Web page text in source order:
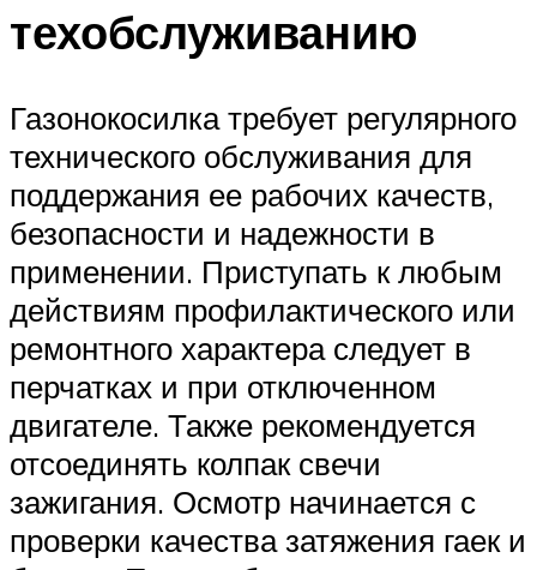
техобслуживанию
Газонокосилка требует регулярного
технического обслуживания для
поддержания ее рабочих качеств,
безопасности и надежности в
применении. Приступать к любым
действиям профилактического или
ремонтного характера следует в
перчатках и при отключенном
двигателе. Также рекомендуется
отсоединять колпак свечи
зажигания. Осмотр начинается с
проверки качества затяжения гаек и